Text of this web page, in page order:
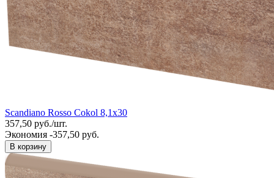
Scandiano Rosso Cokol 8,1x30
357,50 руб./шт.
Экономия -357,50 руб.
В корзину